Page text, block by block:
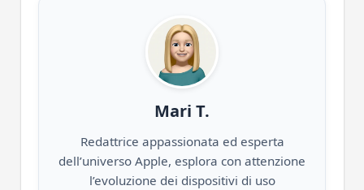
Mari T.
Redattrice appassionata ed esperta
dell’universo Apple, esplora con attenzione
l’evoluzione dei dispositivi di uso